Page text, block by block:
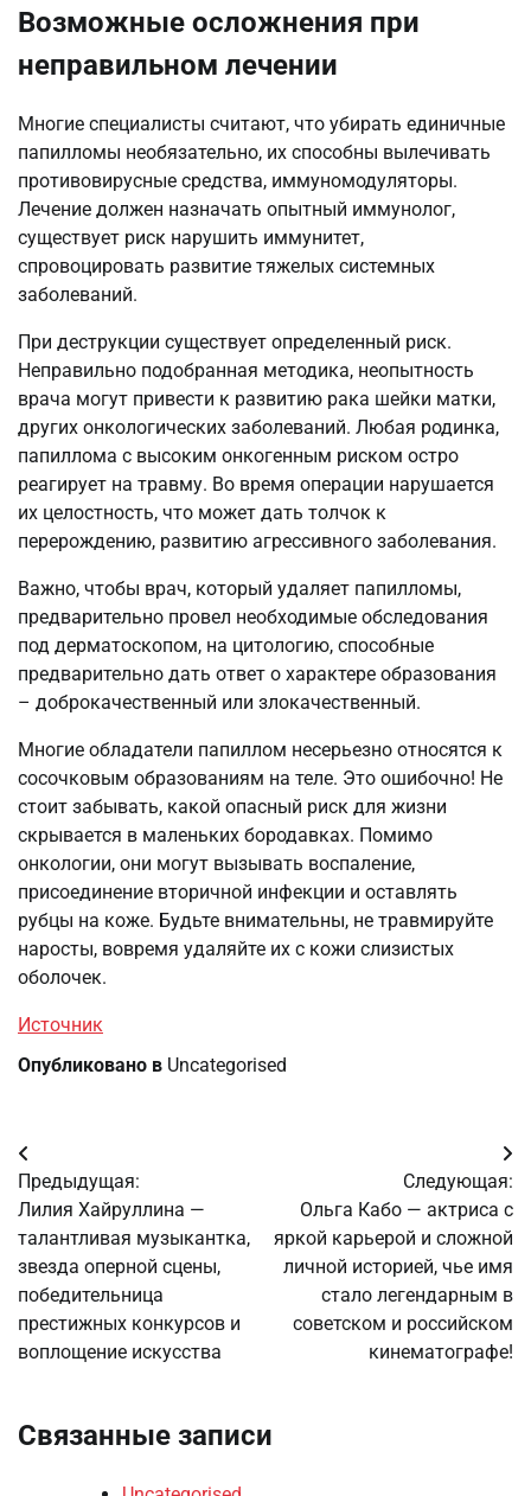
Возможные осложнения при
неправильном лечении
Многие специалисты считают, что убирать единичные
папилломы необязательно, их способны вылечивать
противовирусные средства, иммуномодуляторы.
Лечение должен назначать опытный иммунолог,
существует риск нарушить иммунитет,
спровоцировать развитие тяжелых системных
заболеваний.
При деструкции существует определенный риск.
Неправильно подобранная методика, неопытность
врача могут привести к развитию рака шейки матки,
других онкологических заболеваний. Любая родинка,
папиллома с высоким онкогенным риском остро
реагирует на травму. Во время операции нарушается
их целостность, что может дать толчок к
перерождению, развитию агрессивного заболевания.
Важно, чтобы врач, который удаляет папилломы,
предварительно провел необходимые обследования
под дерматоскопом, на цитологию, способные
предварительно дать ответ о характере образования
– доброкачественный или злокачественный.
Многие обладатели папиллом несерьезно относятся к
сосочковым образованиям на теле. Это ошибочно! Не
стоит забывать, какой опасный риск для жизни
скрывается в маленьких бородавках. Помимо
онкологии, они могут вызывать воспаление,
присоединение вторичной инфекции и оставлять
рубцы на коже. Будьте внимательны, не травмируйте
наросты, вовремя удаляйте их с кожи слизистых
оболочек.
Источник
Опубликовано в Uncategorised
Навигация
по
записям
Предыдущая:
Лилия Хайруллина —
талантливая музыкантка,
звезда оперной сцены,
победительница
престижных конкурсов и
воплощение искусства
Следующая:
Ольга Кабо — актриса с
яркой карьерой и сложной
личной историей, чье имя
стало легендарным в
советском и российском
кинематографе!
Связанные записи